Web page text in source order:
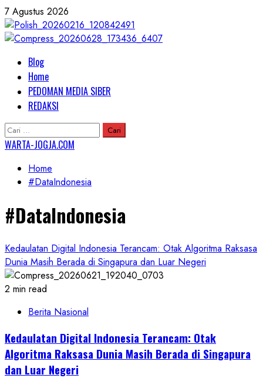
Skip
to
content
7 Agustus 2026
Primary
Menu
Blog
Home
PEDOMAN MEDIA SIBER
REDAKSI
Cari
untuk:
WARTA-JOGJA.COM
Home
#DataIndonesia
#DataIndonesia
Kedaulatan Digital Indonesia Terancam: Otak Algoritma Raksasa
Dunia Masih Berada di Singapura dan Luar Negeri
2 min read
Berita Nasional
Kedaulatan Digital Indonesia Terancam: Otak
Algoritma Raksasa Dunia Masih Berada di Singapura
dan Luar Negeri